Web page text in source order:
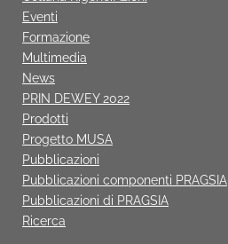
Eventi
Formazione
Multimedia
News
PRIN DEWEY 2022
Prodotti
Progetto MUSA
Pubblicazioni
Pubblicazioni componenti PRAGSIA
Pubblicazioni di PRAGSIA
Ricerca